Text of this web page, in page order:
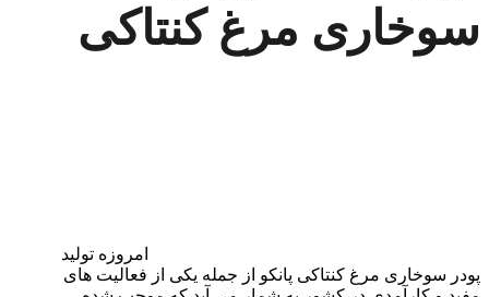
سوخاری مرغ کنتاکی
امروزه تولید
پودر سوخاری مرغ کنتاکی پانکو از جمله یکی از فعالیت های